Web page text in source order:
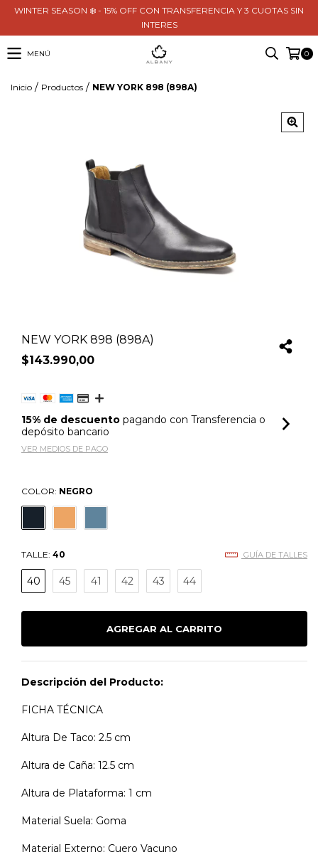
WINTER SEASON ❄️ - 15% OFF CON TRANSFERENCIA Y 3 CUOTAS SIN
INTERES
MENÚ 0
Inicio / Productos / NEW YORK 898 (898A)
NEW YORK 898 (898A)
$143.990,00
15% de descuento pagando con Transferencia o
depósito bancario
VER MEDIOS DE PAGO
COLOR: NEGRO
TALLE: 40 GUÍA DE TALLES
40 45 41 42 43 44
Descripción del Producto:
FICHA TÉCNICA
Altura De Taco: 2.5 cm
Altura de Caña: 12.5 cm
Altura de Plataforma: 1 cm
Material Suela: Goma
Material Externo: Cuero Vacuno